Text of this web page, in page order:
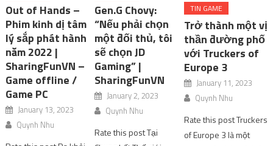
Out of Hands –
Phim kinh dị tâm
lý sắp phát hành
năm 2022 |
SharingFunVN –
Game offline /
Game PC
January 13, 2023
Quynh Nhu
Gen.G Chovy:
“Nếu phải chọn
một đối thủ, tôi
sẽ chọn JD
Gaming” |
SharingFunVN
January 2, 2023
Quynh Nhu
Rate this post Tại
TIN GAME
Trở thành một vị
thần đường phố
với Truckers of
Europe 3
January 11, 2023
Quynh Nhu
Rate this post Truckers
of Europe 3 là một